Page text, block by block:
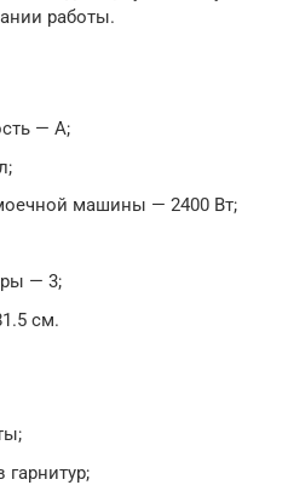
работы.
— А;
машины — 2400 Вт;
— 3;
см.
гарнитур;